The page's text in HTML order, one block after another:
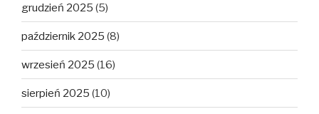
grudzień 2025 (5)
październik 2025 (8)
wrzesień 2025 (16)
sierpień 2025 (10)